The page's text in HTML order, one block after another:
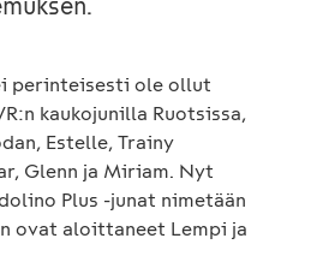
perinteisesti ole ollut
kaukojunilla Ruotsissa,
Estelle, Trainy
Glenn ja Miriam. Nyt
Plus -junat nimetään
ovat aloittaneet Lempi ja